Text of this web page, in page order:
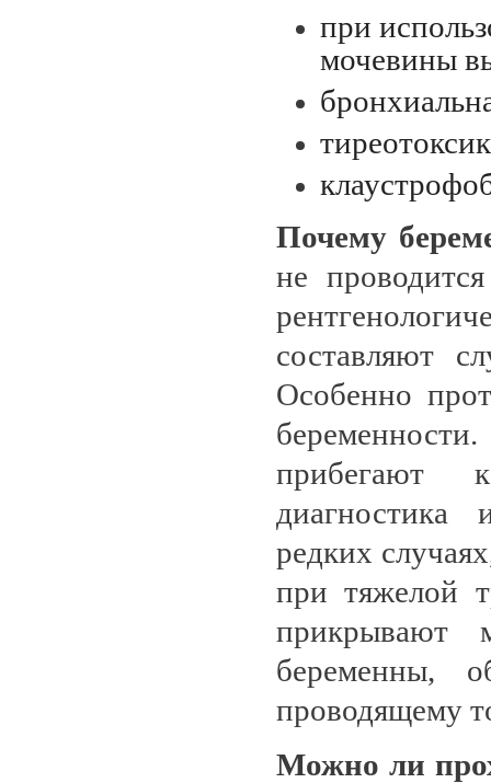
при
мочевины
Почему
не
составляют
Особенно
прибегают
диагностика
редких
при тяжелой
прикрывают
беременны,
проводящему
Можно ли